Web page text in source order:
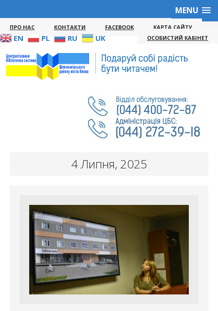
MENU
ПРО НАС КОНТАКТИ FACEBOOK КАРТА САЙТУ
EN PL RU UK ОСОБИСТИЙ КАБІНЕТ
4 Липня, 2025